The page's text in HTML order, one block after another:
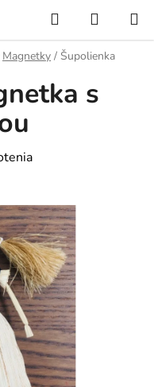
Hľadať
KOŠÍK
Magnetky / Šupolienka
s